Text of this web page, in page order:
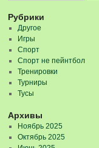
Рубрики
Другое
Игры
Спорт
Спорт не пейнтбол
Тренировки
Турниры
Тусы
Архивы
Ноябрь 2025
Октябрь 2025